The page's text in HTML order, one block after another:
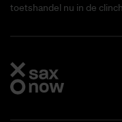
toetshandel nu in de